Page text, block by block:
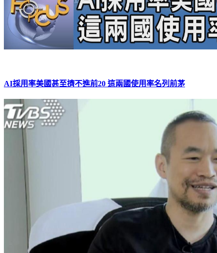
AI採用率美國甚至擠不進前20 這兩國使用率名列前茅